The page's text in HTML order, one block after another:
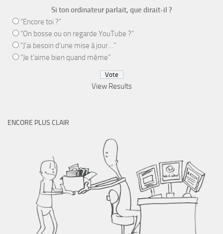
Si ton ordinateur parlait, que dirait-il ?
“Encore toi ?”
“On bosse ou on regarde YouTube ?”
“J’ai besoin d’une mise à jour…”
“Je t’aime bien quand même”
View Results
ENCORE PLUS CLAIR